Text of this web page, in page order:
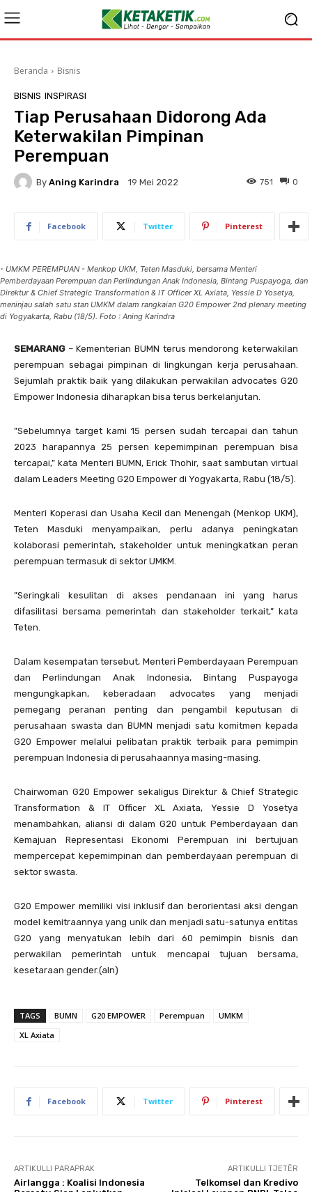
Beranda Bisnis
BISNIS INSPIRASI
Tiap Perusahaan Didorong Ada
Keterwakilan Pimpinan
Perempuan
By Aning Karindra 19 Mei 2022 0
751
Facebook Twitter Pinterest
- UMKM PEREMPUAN - Menkop UKM, Teten Masduki, bersama Menteri
Pemberdayaan Perempuan dan Perlindungan Anak Indonesia, Bintang Puspayoga, dan
Direktur & Chief Strategic Transformation & IT Officer XL Axiata, Yessie D Yosetya,
meninjau salah satu stan UMKM dalam rangkaian G20 Empower 2nd plenary meeting
di Yogyakarta, Rabu (18/5). Foto : Aning Karindra
SEMARANG– Kementerian BUMN terus mendorong keterwakilan
perempuan sebagai pimpinan di lingkungan kerja perusahaan.
Sejumlah praktik baik yang dilakukan perwakilan advocates G20
Empower Indonesia diharapkan bisa terus berkelanjutan.
”Sebelumnya target kami 15 persen sudah tercapai dan tahun
2023 harapannya 25 persen kepemimpinan perempuan bisa
tercapai,” kata Menteri BUMN, Erick Thohir, saat sambutan virtual
dalam Leaders Meeting G20 Empower di Yogyakarta, Rabu (18/5).
Menteri Koperasi dan Usaha Kecil dan Menengah (Menkop UKM),
Teten Masduki menyampaikan, perlu adanya peningkatan
kolaborasi pemerintah, stakeholder untuk meningkatkan peran
perempuan termasuk di sektor UMKM.
”Seringkali kesulitan di akses pendanaan ini yang harus
difasilitasi bersama pemerintah dan stakeholder terkait,” kata
Teten.
Dalam kesempatan tersebut, Menteri Pemberdayaan Perempuan
dan Perlindungan Anak Indonesia, Bintang Puspayoga
mengungkapkan, keberadaan advocates yang menjadi
pemegang peranan penting dan pengambil keputusan di
perusahaan swasta dan BUMN menjadi satu komitmen kepada
G20 Empower melalui pelibatan praktik terbaik para pemimpin
perempuan Indonesia di perusahaannya masing-masing.
Chairwoman G20 Empower sekaligus Direktur & Chief Strategic
Transformation & IT Officer XL Axiata, Yessie D Yosetya
menambahkan, aliansi di dalam G20 untuk Pemberdayaan dan
Kemajuan Representasi Ekonomi Perempuan ini bertujuan
mempercepat kepemimpinan dan pemberdayaan perempuan di
sektor swasta.
G20 Empower memiliki visi inklusif dan berorientasi aksi dengan
model kemitraannya yang unik dan menjadi satu-satunya entitas
G20 yang menyatukan lebih dari 60 pemimpin bisnis dan
perwakilan pemerintah untuk mencapai tujuan bersama,
kesetaraan gender.(aln)
TAGS BUMN G20 EMPOWER Perempuan
UMKM
XL Axiata
Facebook Twitter Pinterest
ARTIKULLI PARAPRAK
Airlangga : Koalisi Indonesia
ARTIKULLI TJETËR
Telkomsel dan Kredivo